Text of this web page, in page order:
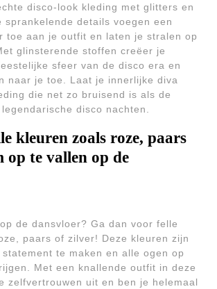
disco-look kleding met glitters en
sprankelende details voegen een
toe aan je outfit en laten je stralen op
glinsterende stoffen creëer je
sfeer van de disco era en
naar je toe. Laat je innerlijke diva
die net zo bruisend is als de
disco nachten.
kleuren zoals roze, paars
op te vallen op de
de dansvloer? Ga dan voor felle
paars of zilver! Deze kleuren zijn
te maken en alle ogen op
Met een knallende outfit in deze
zelfvertrouwen uit en ben je helemaal